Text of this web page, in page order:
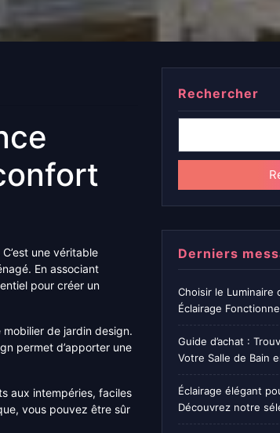
une véritable
En associant
pour créer un
de jardin design.
permet d’apporter une
aux intempéries, faciles
vous pouvez être sûr
Rechercher
Derniers
Choisir le Luminaire
Éclairage
Guide d’achat :
Votre Salle de Bain
Éclairage élégant
Découvrez notre